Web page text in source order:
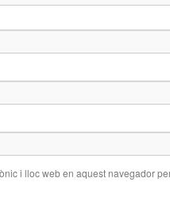
i lloc web en aquest navegador